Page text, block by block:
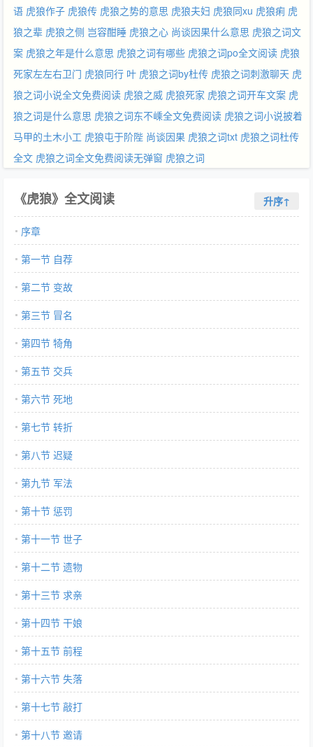
语 虎狼作子 虎狼传 虎狼之势的意思 虎狼夫妇 虎狼同xu 虎狼痢 虎
狼之辈 虎狼之侧 岂容酣睡 虎狼之心 尚谈因果什么意思 虎狼之词文
案 虎狼之年是什么意思 虎狼之词有哪些 虎狼之词po全文阅读 虎狼
死家左左右卫门 虎狼同行 叶 虎狼之词by杜传 虎狼之词刺激聊天 虎
狼之词小说全文免费阅读 虎狼之威 虎狼死家 虎狼之词开车文案 虎
狼之词是什么意思 虎狼之词东不嵊全文免费阅读 虎狼之词小说披着
马甲的土木小工 虎狼屯于阶陛 尚谈因果 虎狼之词txt 虎狼之词杜传
全文 虎狼之词全文免费阅读无弹窗 虎狼之词
《虎狼》全文阅读 升序↑
序章
第一节 自荐
第二节 变故
第三节 冒名
第四节 犄角
第五节 交兵
第六节 死地
第七节 转折
第八节 迟疑
第九节 军法
第十节 惩罚
第十一节 世子
第十二节 遗物
第十三节 求亲
第十四节 干娘
第十五节 前程
第十六节 失落
第十七节 敲打
第十八节 邀请